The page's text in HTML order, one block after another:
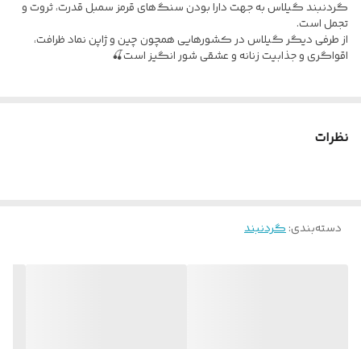
گردنبند گیلاس به جهت دارا بودن سنگ‌های قرمز سمبل قدرت، ثروت و
تجمل است.
از طرفی دیگر گیلاس در کشورهایی همچون چین و ژاپن نماد ظرافت،
اقواگری و جذابیت زنانه و عشقی شور انگیز است🍒
نظرات
دسته‌بندی:گردنبند